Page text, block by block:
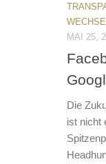
WECHSEL
MAI 25,
Die
ist nicht